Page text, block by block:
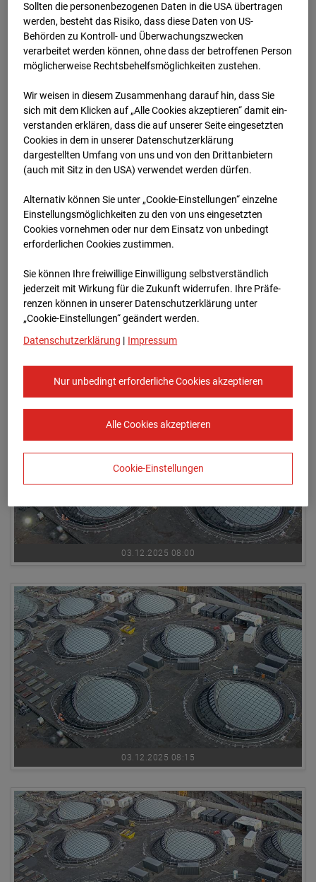
03.12.2025 07:30
03.12.2025 07:45
03.12.2025 08:00
03.12.2025 08:15
Sollten die personenbezogenen Daten in die USA übertragen
werden, besteht das Risiko, dass diese Daten von US-
Behörden zu Kontroll- und Überwachungszwecken
verarbeitet werden können, ohne dass der betroffenen Person
möglicherweise Rechtsbehelfsmöglichkeiten zustehen.
Wir weisen in diesem Zusammenhang darauf hin, dass Sie
sich mit dem Klicken auf „Alle Cookies akzeptieren“ damit ein­
ver­standen erklären, dass die auf unserer Seite eingesetzten
Cookies in dem in unserer Datenschutzerklärung
dargestellten Umfang von uns und von den Drittanbietern
(auch mit Sitz in den USA) verwendet werden dürfen.
Alternativ können Sie unter „Cookie-Einstellungen“ einzelne
Einstellungsmöglichkeiten zu den von uns eingesetzten
Cookies vornehmen oder nur dem Einsatz von unbedingt
erforderlichen Cookies zustimmen.
Sie können Ihre freiwillige Einwilligung selbstverständlich
jederzeit mit Wirkung für die Zukunft widerrufen. Ihre Prä­fe­
renzen können in unserer Datenschutzerklärung unter
„Cookie-Einstellungen“ geändert werden.
Datenschutzerklärung | Impressum
Nur unbedingt erforderliche Cookies akzeptieren
Alle Cookies akzeptieren
Cookie-Einstellungen